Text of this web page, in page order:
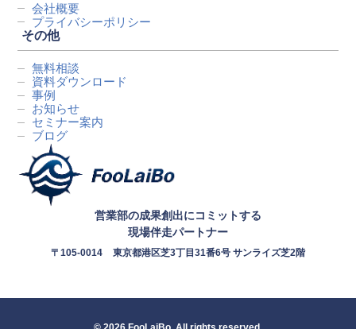
営業部の成果創出にコミットする
現場伴走パートナー
〒105-0014 東京都港区芝3丁目31番6号 サンライズ芝2階
会社概要
プライバシーポリシー
その他
無料相談
資料ダウンロード
事例
お知らせ
セミナー案内
ブログ